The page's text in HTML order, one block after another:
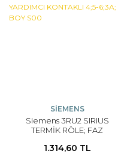
SİEMENS
Siemens 3RU2 SIRIUS
TERMİK RÖLE; FAZ
YARDIMCI KONTAKLI 4;5-
1.314,60 TL